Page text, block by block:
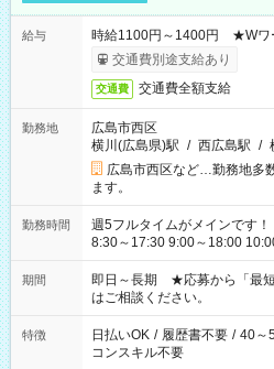
給与
時給1100円～1400円 ★Wワ
交通費別途支給あり
交通費 交通費全額支給
勤務地
広島市西区
横川(広島県)駅 / 西広島駅 /
広島市西区など…勤務地多
ます。
勤務時間
週5フルタイムがメインです
8:30～17:30 9:00～18:00
その他にも勤務時間多数！
ご希望を教えてください！
期間
即日～長期 ★応募から「最短
はご相談ください。
特徴 日払いOK / 履歴書不要 / 40～
コンスキル不要